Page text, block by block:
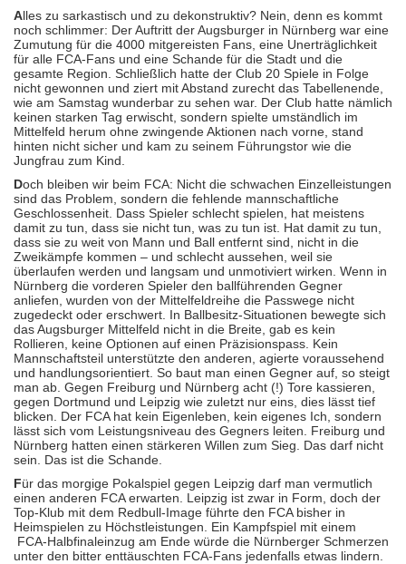
Alles zu sarkastisch und zu dekonstruktiv? Nein, denn es kommt
noch schlimmer: Der Auftritt der Augsburger in Nürnberg war eine
Zumutung für die 4000 mitgereisten Fans, eine Unerträglichkeit
für alle FCA-Fans und eine Schande für die Stadt und die
gesamte Region. Schließlich hatte der Club 20 Spiele in Folge
nicht gewonnen und ziert mit Abstand zurecht das Tabellenende,
wie am Samstag wunderbar zu sehen war. Der Club hatte nämlich
keinen starken Tag erwischt, sondern spielte umständlich im
Mittelfeld herum ohne zwingende Aktionen nach vorne, stand
hinten nicht sicher und kam zu seinem Führungstor wie die
Jungfrau zum Kind.
Doch bleiben wir beim FCA: Nicht die schwachen Einzelleistungen
sind das Problem, sondern die fehlende mannschaftliche
Geschlossenheit. Dass Spieler schlecht spielen, hat meistens
damit zu tun, dass sie nicht tun, was zu tun ist. Hat damit zu tun,
dass sie zu weit von Mann und Ball entfernt sind, nicht in die
Zweikämpfe kommen – und schlecht aussehen, weil sie
überlaufen werden und langsam und unmotiviert wirken. Wenn in
Nürnberg die vorderen Spieler den ballführenden Gegner
anliefen, wurden von der Mittelfeldreihe die Passwege nicht
zugedeckt oder erschwert. In Ballbesitz-Situationen bewegte sich
das Augsburger Mittelfeld nicht in die Breite, gab es kein
Rollieren, keine Optionen auf einen Präzisionspass. Kein
Mannschaftsteil unterstützte den anderen, agierte voraussehend
und handlungsorientiert. So baut man einen Gegner auf, so steigt
man ab. Gegen Freiburg und Nürnberg acht (!) Tore kassieren,
gegen Dortmund und Leipzig wie zuletzt nur eins, dies lässt tief
blicken. Der FCA hat kein Eigenleben, kein eigenes Ich, sondern
lässt sich vom Leistungsniveau des Gegners leiten. Freiburg und
Nürnberg hatten einen stärkeren Willen zum Sieg. Das darf nicht
sein. Das ist die Schande.
Für das morgige Pokalspiel gegen Leipzig darf man vermutlich
einen anderen FCA erwarten. Leipzig ist zwar in Form, doch der
Top-Klub mit dem Redbull-Image führte den FCA bisher in
Heimspielen zu Höchstleistungen. Ein Kampfspiel mit einem
FCA-Halbfinaleinzug am Ende würde die Nürnberger Schmerzen
unter den bitter enttäuschten FCA-Fans jedenfalls etwas lindern.